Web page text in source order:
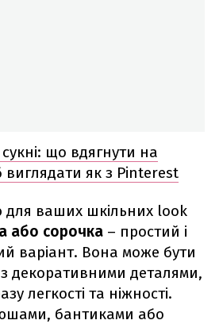
що вдягнути на
як з Pinterest
ваших шкільних look
або сорочка – простий і
варіант. Вона може бути
декоративними деталями,
легкості та ніжності.
бантиками або